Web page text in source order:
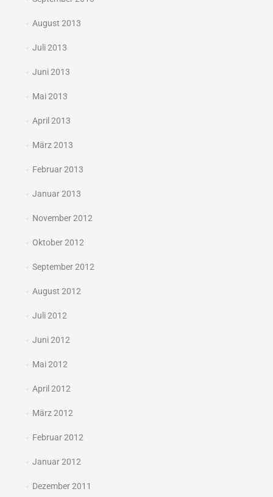
August 2013
Juli 2013
Juni 2013
Mai 2013
April 2013
März 2013
Februar 2013
Januar 2013
November 2012
Oktober 2012
September 2012
August 2012
Juli 2012
Juni 2012
Mai 2012
April 2012
März 2012
Februar 2012
Januar 2012
Dezember 2011